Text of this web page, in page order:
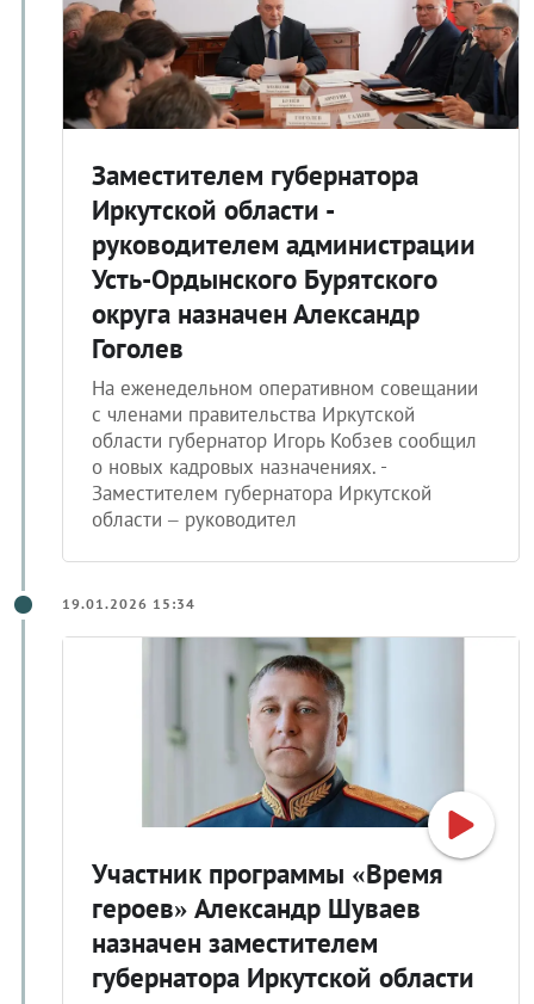
Заместителем губернатора
Иркутской области -
руководителем администрации
Усть-Ордынского Бурятского
округа назначен Александр
Гоголев
На еженедельном оперативном совещании
с членами правительства Иркутской
области губернатор Игорь Кобзев сообщил
о новых кадровых назначениях. -
Заместителем губернатора Иркутской
области – руководител
19.01.2026 15:34
Участник программы «Время
героев» Александр Шуваев
назначен заместителем
губернатора Иркутской области